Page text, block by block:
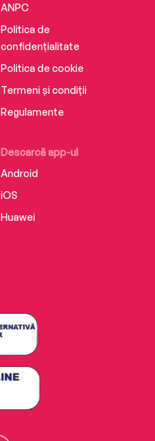
Descarcă app-ul
Android
iOS
Huawei
ANPC
Politica de
confidențialitate
Politica de cookie
Termeni și condiții
Regulamente